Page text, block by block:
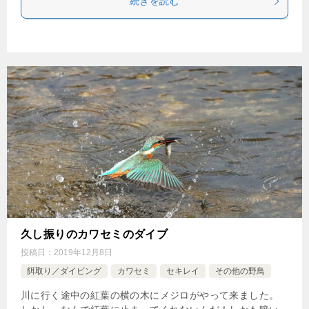
久し振りのカワセミのダイブ
投稿日： 2019年12月8日
餌取り／ダイビング
カワセミ セキレイ その他の野鳥
川に行く途中の紅葉の横の木にメジロがやって来ました。